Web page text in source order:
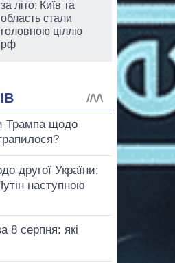
за літо: Київ та
область стали
головною ціллю
рф